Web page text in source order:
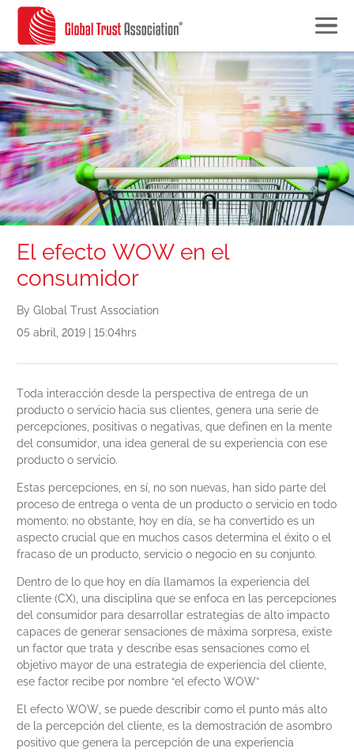
El efecto WOW en el
consumidor
By Global Trust Association
05 abril, 2019 | 15:04hrs
Toda interacción desde la perspectiva de entrega de un
producto o servicio hacia sus clientes, genera una serie de
percepciones, positivas o negativas, que definen en la mente
del consumidor, una idea general de su experiencia con ese
producto o servicio.
Estas percepciones, en sí, no son nuevas, han sido parte del
proceso de entrega o venta de un producto o servicio en todo
momento; no obstante, hoy en día, se ha convertido es un
aspecto crucial que en muchos casos determina el éxito o el
fracaso de un producto, servicio o negocio en su conjunto.
Dentro de lo que hoy en día llamamos la experiencia del
cliente (CX), una disciplina que se enfoca en las percepciones
del consumidor para desarrollar estrategias de alto impacto
capaces de generar sensaciones de máxima sorpresa, existe
un factor que trata y describe esas sensaciones como el
objetivo mayor de una estrategia de experiencia del cliente,
ese factor recibe por nombre “el efecto WOW”
El efecto WOW, se puede describir como el punto más alto
de la percepción del cliente, es la demostración de asombro
positivo que genera la percepción de una experiencia